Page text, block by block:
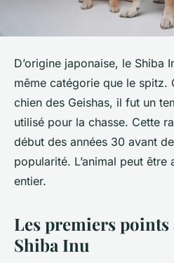
D’origine japonaise, le Shiba
même catégorie que le spitz.
chien des Geishas, il fut un
utilisé pour la chasse. Cette
début des années 30 avant
popularité. L’animal peut
entier.
Les premiers
Shiba Inu